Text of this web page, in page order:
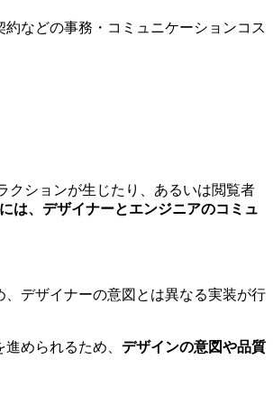
などの事務・コミュニケーションコス
クションが生じたり、あるいは閲覧者
は、デザイナーとエンジニアのコミュ
デザイナーの意図とは異なる実装が行
められるため、 デザインの意図や品質